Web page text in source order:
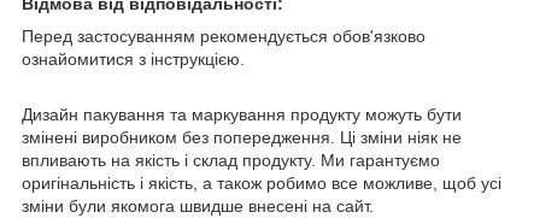
Відмова від відповідальності:
Перед застосуванням рекомендується обов'язково
ознайомитися з інструкцією.
Дизайн пакування та маркування продукту можуть бути
змінені виробником без попередження. Ці зміни ніяк не
впливають на якість і склад продукту. Ми гарантуємо
оригінальність і якість, а також робимо все можливе, щоб усі
зміни були якомога швидше внесені на сайт.